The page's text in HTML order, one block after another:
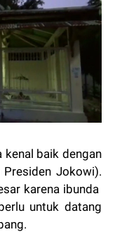
kenal baik dengan
Jokowi).
karena ibunda
untuk datang